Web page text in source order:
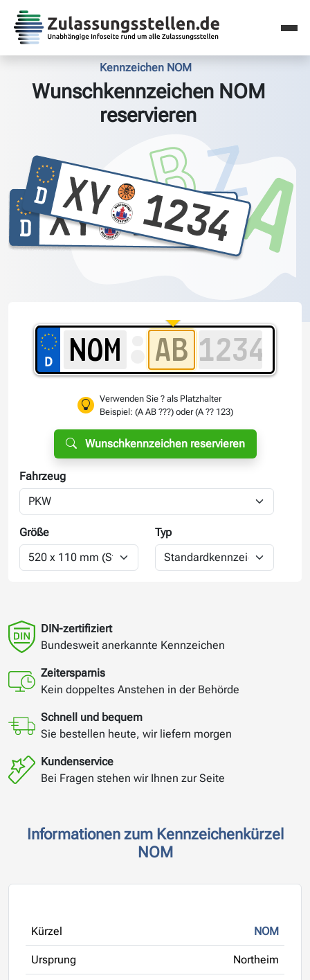
Kennzeichen NOM
Wunschkennzeichen NOM
reservieren
Verwenden Sie ? als Platzhalter
Beispiel: (A AB ???) oder (A ?? 123)
Wunschkennzeichen reservieren
Fahrzeug
Größe Typ
DIN-zertifiziert
Bundesweit anerkannte Kennzeichen
Zeitersparnis
Kein doppeltes Anstehen in der Behörde
Schnell und bequem
Sie bestellen heute, wir liefern morgen
Kundenservice
Bei Fragen stehen wir Ihnen zur Seite
Informationen zum Kennzeichenkürzel
NOM
Kürzel NOM
Ursprung Northeim